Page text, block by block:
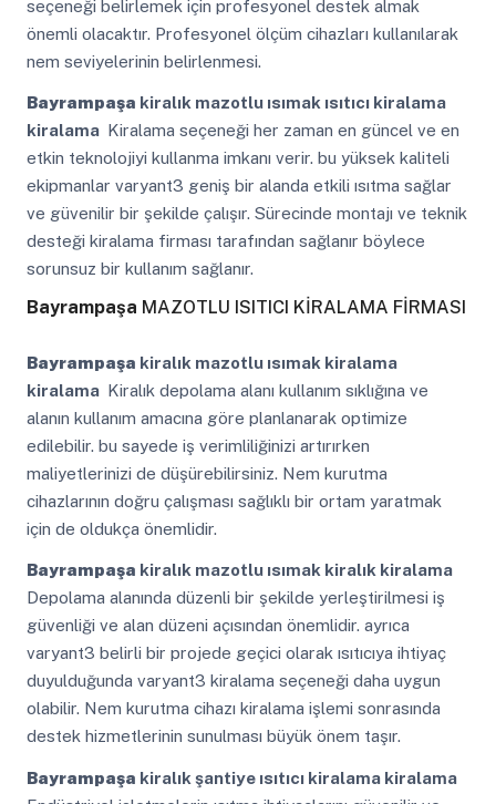
seçeneği belirlemek için profesyonel destek almak
önemli olacaktır. Profesyonel ölçüm cihazları kullanılarak
nem seviyelerinin belirlenmesi.
Bayrampaşa kiralık mazotlu ısımak ısıtıcı kiralama
kiralama Kiralama seçeneği her zaman en güncel ve en
etkin teknolojiyi kullanma imkanı verir. bu yüksek kaliteli
ekipmanlar varyant3 geniş bir alanda etkili ısıtma sağlar
ve güvenilir bir şekilde çalışır. Sürecinde montajı ve teknik
desteği kiralama firması tarafından sağlanır böylece
sorunsuz bir kullanım sağlanır.
Bayrampaşa MAZOTLU ISITICI KİRALAMA FİRMASI
Bayrampaşa kiralık mazotlu ısımak kiralama
kiralama Kiralık depolama alanı kullanım sıklığına ve
alanın kullanım amacına göre planlanarak optimize
edilebilir. bu sayede iş verimliliğinizi artırırken
maliyetlerinizi de düşürebilirsiniz. Nem kurutma
cihazlarının doğru çalışması sağlıklı bir ortam yaratmak
için de oldukça önemlidir.
Bayrampaşa kiralık mazotlu ısımak kiralık kiralama
Depolama alanında düzenli bir şekilde yerleştirilmesi iş
güvenliği ve alan düzeni açısından önemlidir. ayrıca
varyant3 belirli bir projede geçici olarak ısıtıcıya ihtiyaç
duyulduğunda varyant3 kiralama seçeneği daha uygun
olabilir. Nem kurutma cihazı kiralama işlemi sonrasında
destek hizmetlerinin sunulması büyük önem taşır.
Bayrampaşa kiralık şantiye ısıtıcı kiralama kiralama